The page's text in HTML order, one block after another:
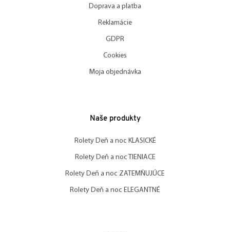
Doprava a platba
Reklamácie
GDPR
Cookies
Moja objednávka
Naše produkty
Rolety Deň a noc KLASICKÉ
Rolety Deň a noc TIENIACE
Rolety Deň a noc ZATEMŇUJÚCE
Rolety Deň a noc ELEGANTNÉ